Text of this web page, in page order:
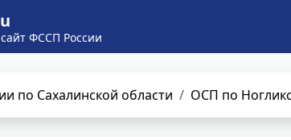
ФССП России
по Сахалинской области ОСП по